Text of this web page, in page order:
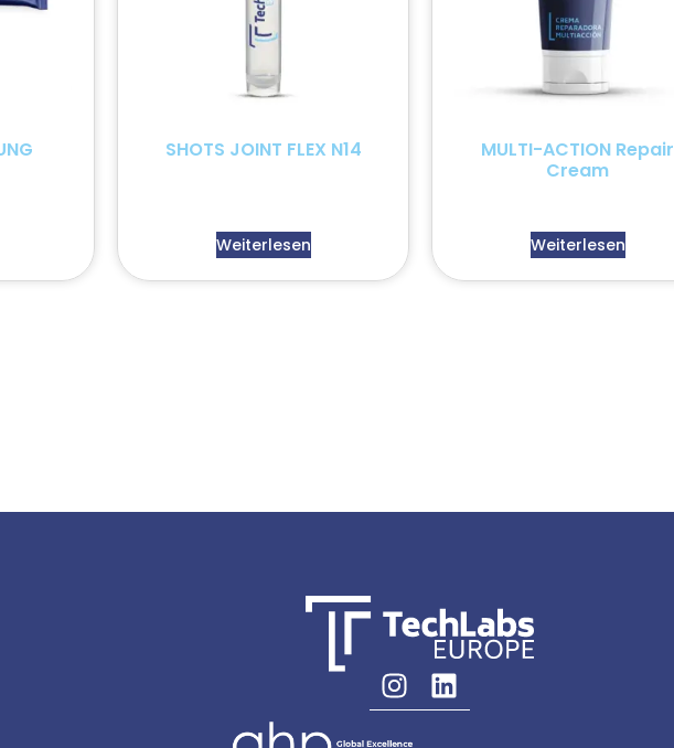
SHOTS JOINT FLEX N14
Weiterlesen
MULTI-ACTION Repair
Cream
Weiterlesen